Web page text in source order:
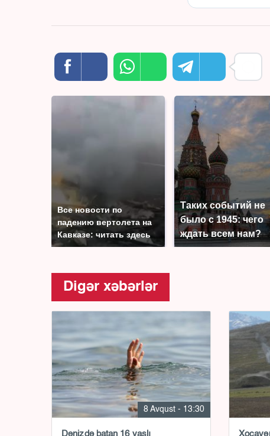
Все новости по
падению вертолета на
Кавказе: читать здесь
Таких событий не
было с 1945: чего
ждать всем нам?
Digər xəbərlər
8 Avqust - 13:30
Dənizdə batan 16 yaşlı